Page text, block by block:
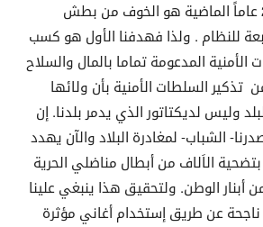
الديكتاتوري لمدة 28 عاماً الماضية هو الخوف من بطش
للنظام . ولذا فهدفنا الأول هو كسب
المدعومة تماما بالمال والسلاح
تذكير السلطات الأمنية بأن ولائها
وليس لديكتاتور الذي يدمر بلدنا. إن
الشباب- لمغادرة البلاد والآن يهدد
بتضحية الاَلاف من أبطال مناضلي الحرية
أبنار الوطن. ولتحقيق هذا ينبغي علينا
عن طريق إستخدام أغاني مؤثرة